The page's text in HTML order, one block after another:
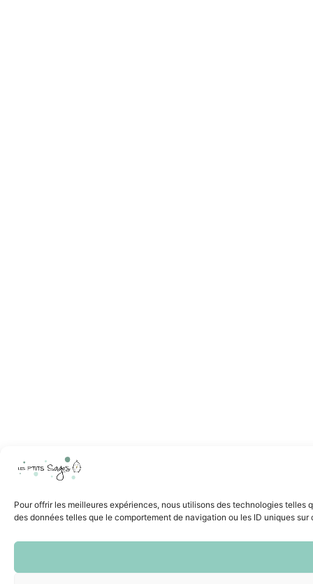
Pour offrir les meilleures expériences, nous utilisons des technologies
des données telles que le comportement de navigation ou les ID uniques